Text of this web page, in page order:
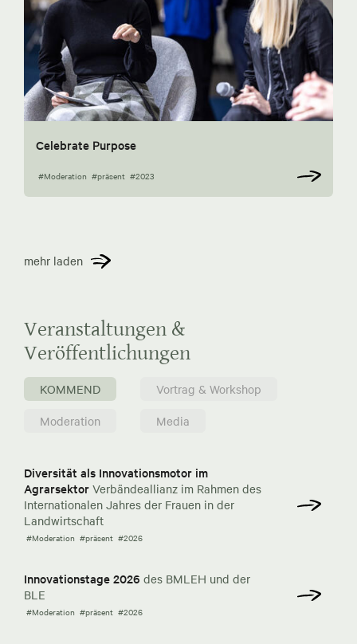
Celebrate Purpose
#Moderation #präsent #2023
mehr laden
Veranstaltungen &
Veröffentlichungen
KOMMEND
Vortrag & Workshop
Moderation
Media
Diversität als Innovationsmotor im
Agrarsektor Verbändeallianz im Rahmen des
Internationalen Jahres der Frauen in der
Landwirtschaft
#Moderation #präsent #2026
Innovationstage 2026 des BMLEH und der
BLE
#Moderation #präsent #2026